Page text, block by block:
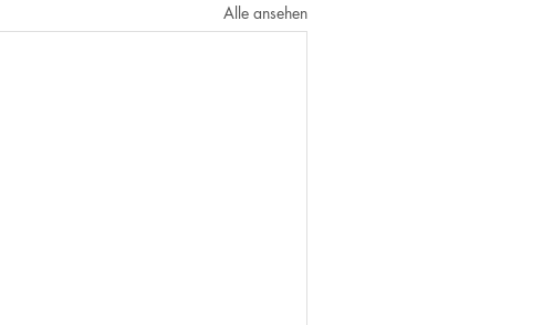
Alle ansehen